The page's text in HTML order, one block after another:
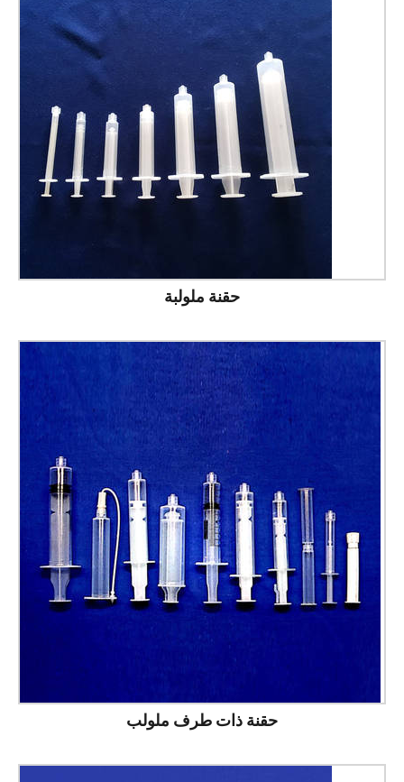
حقنة ملولبة
حقنة ذات طرف ملولب